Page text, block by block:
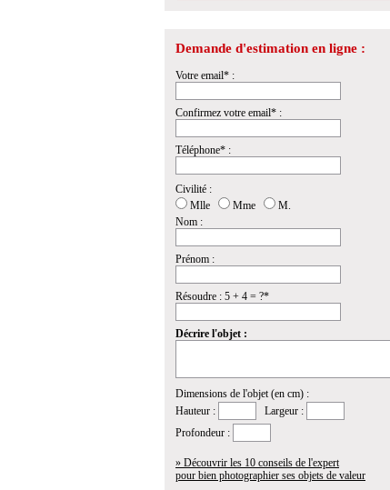
Demande d'estimation en ligne :
Votre email* :
Confirmez votre email* :
Téléphone* :
Civilité :
Mlle
Mme
M.
Nom :
Prénom :
Résoudre : 5 + 4 = ?*
Décrire l'objet :
Dimensions de l'objet (en cm) :
Hauteur :
Largeur :
Profondeur :
» Découvrir les 10 conseils de l'expert
pour bien photographier ses objets de valeur